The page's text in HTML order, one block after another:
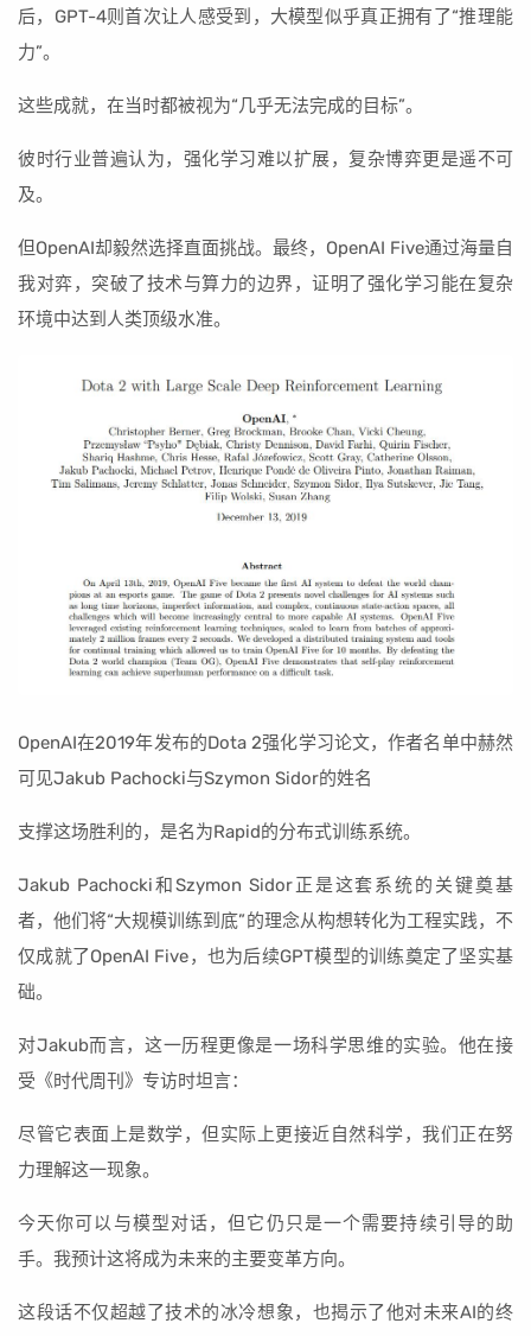
后，GPT-4则首次让人感受到，大模型似乎真正拥有了“推理能
力”。
这些成就，在当时都被视为“几乎无法完成的目标”。
彼时行业普遍认为，强化学习难以扩展，复杂博弈更是遥不可
及。
但OpenAI却毅然选择直面挑战。最终，OpenAI Five通过海量自
我对弈，突破了技术与算力的边界，证明了强化学习能在复杂
环境中达到人类顶级水准。
OpenAI在2019年发布的Dota 2强化学习论文，作者名单中赫然
可见Jakub Pachocki与Szymon Sidor的姓名
支撑这场胜利的，是名为Rapid的分布式训练系统。
Jakub Pachocki和Szymon Sidor正是这套系统的关键奠基
者，他们将“大规模训练到底”的理念从构想转化为工程实践，不
仅成就了OpenAI Five，也为后续GPT模型的训练奠定了坚实基
础。
对Jakub而言，这一历程更像是一场科学思维的实验。他在接
受《时代周刊》专访时坦言：
尽管它表面上是数学，但实际上更接近自然科学，我们正在努
力理解这一现象。
今天你可以与模型对话，但它仍只是一个需要持续引导的助
手。我预计这将成为未来的主要变革方向。
这段话不仅超越了技术的冰冷想象，也揭示了他对未来AI的终